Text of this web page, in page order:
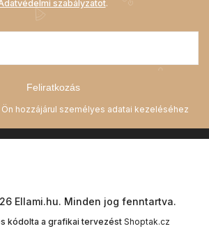
szabályzatot.
Feliratkozás
Ellami.hu. Minden jog fenntartva.
kódolta a grafikai tervezést Shoptak.cz